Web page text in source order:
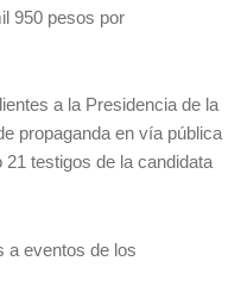
950 pesos por
a la Presidencia de la
propaganda en vía pública
testigos de la candidata
a eventos de los